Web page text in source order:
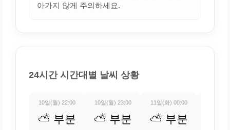
아가지 않게 주의하세요.
24시간 시간대별 날씨 상황
10일(월) 22:00
⛅ 부분
10일(월) 23:00
⛅ 부분
11일(화) 00:00
⛅ 부분